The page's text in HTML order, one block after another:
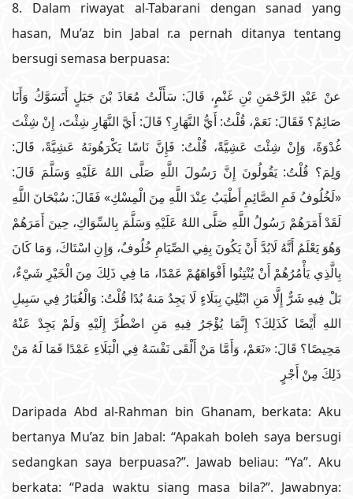
8. Dalam riwayat al-Tabarani dengan sanad yang
hasan, Mu’az bin Jabal r.a pernah ditanya tentang
bersugi semasa berpuasa:
عنْ عَبْدِ الرَّحْمَنِ بْنِ غَنْمٍ، قَالَ: سَأَلْتُ مُعَاذَ بْنَ جَبَلٍ أَتَسَوَّكُ وَأَنَا
صَائِمٌ؟ فَقَالَ: نَعَمْ، قُلْتُ: أَيُّ النَّهَارِ؟ قَالَ: أَيَّ النَّهَارِ شِئْتَ، إِنْ شِئْتَ
غُدْوَةً، وَإِنْ شِئْتَ عَشِيَّةً، قُلْتُ: فَإِنَّ نَاسًا يَكْرَهُونَهُ عَشِيَّةً، قَالَ:
وَلِمَ؟ قُلْتُ: يَقُولُونَ إِنَّ رَسُولَ اللَّهِ صَلَّى اللهُ عَلَيْهِ وَسَلَّمَ قَالَ:
«لَخُلُوفُ فَمِ الصَّائِمِ أَطْيَبُ عِنْدَ اللَّهِ مِنَ الْمِسْكِ» فَقَالَ: سُبْحَانَ اللَّهِ
لَقَدْ أَمَرَهُمْ رَسُولُ اللَّهِ صَلَّى اللهُ عَلَيْهِ وَسَلَّمَ بِالسِّوَاكِ، حِينَ أَمَرَهُمْ
وَهُوَ يَعْلَمُ أَنَّهُ لَابُدَّ أَنْ يَكُونَ بِفِي الصِّيَامِ خُلُوفٌ، وَإِنِ اسْتَاكَ، وَمَا كَانَ
بِالَّذِي يَأْمُرُهُمْ أَنْ يُنْتِنُوا أَفْوَاهَهُمْ عَمْدًا، مَا فِي ذَلِكَ مِنَ الْخَيْرِ شَيْءٌ،
بَلْ فِيهِ شَرٌّ إِلَّا مَنِ ابْتُلِيَ بِبَلَاءٍ لَا يَجِدُ مَنهُ بُدًا قُلْتُ: وَالْغُبَارُ فِي سَبِيلِ
اللهِ أَيْضًا كَذَلِكَ؟ إِنَّمَا يُؤْجَرُ فِيهِ مَنِ اضْطُرَّ إِلَيْهِ وَلَمْ يَجِدْ عَنْهُ
مَحِيصًا؟ قَالَ: «نَعَمْ، وَأَمَّا مَنْ أَلْقَى نَفْسَهُ فِي الْبَلَاءِ عَمْدًا فَمَا لَهُ مَنْ
ذَلِكَ مِنْ أَجْرٍ
Daripada Abd al-Rahman bin Ghanam, berkata: Aku
bertanya Mu’az bin Jabal: “Apakah boleh saya bersugi
sedangkan saya berpuasa?”. Jawab beliau: “Ya”. Aku
berkata: “Pada waktu siang masa bila?”. Jawabnya: